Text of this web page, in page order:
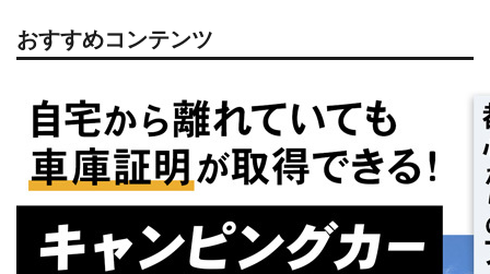
おすすめコンテンツ